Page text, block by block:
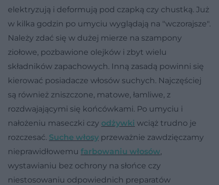
elektryzują i deformują pod czapką czy chustką. Już
w kilka godzin po umyciu wyglądają na "wczorajsze".
Należy zdać się w dużej mierze na szampony
ziołowe, pozbawione olejków i zbyt wielu
składników zapachowych. Inną zasadą powinni się
kierować posiadacze włosów suchych. Najczęściej
są również zniszczone, matowe, łamliwe, z
rozdwajającymi się końcówkami. Po umyciu i
nałożeniu maseczki czy odżywki wciąż trudno je
rozczesać. Suche włosy przeważnie zawdzięczamy
nieprawidłowemu farbowaniu włosów,
wystawianiu bez ochrony na słońce czy
niestosowaniu odpowiednich preparatów